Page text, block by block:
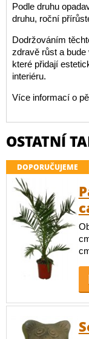
Podle druhu
druhu, roční
Dodržováním
zdravě růst a
které přidají
interiéru.
Více informací o
OSTATNÍ
DOPORUČUJEME